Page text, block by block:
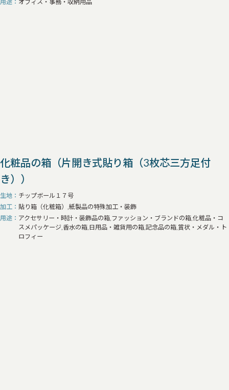
用途 オフィス・事務・収納用品
化粧品の箱（片開き式貼り箱（3枚芯三方足付
き））
生地
チップボール１７号
加工
貼り箱（化粧箱）,紙製品の特殊加工・装飾
用途
アクセサリー・時計・装飾品の箱,ファッション・ブランドの箱,化粧品・コ
スメパッケージ,香水の箱,日用品・雑貨用の箱,記念品の箱,賞状・メダル・ト
ロフィー